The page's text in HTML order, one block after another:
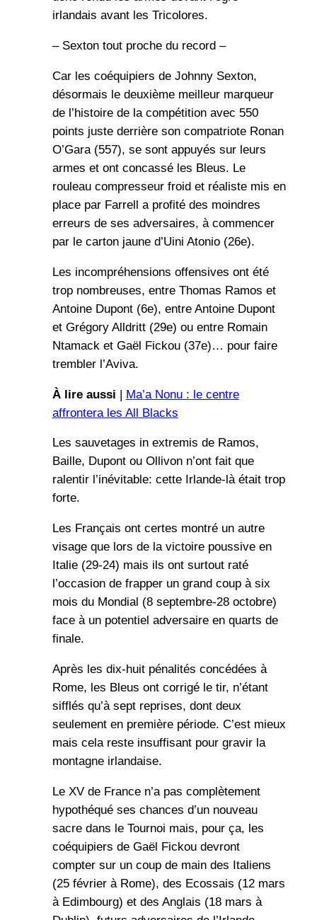
irlandais avant les Tricolores.
– Sexton tout proche du record –
Car les coéquipiers de Johnny Sexton,
désormais le deuxième meilleur marqueur
de l’histoire de la compétition avec 550
points juste derrière son compatriote Ronan
O’Gara (557), se sont appuyés sur leurs
armes et ont concassé les Bleus. Le
rouleau compresseur froid et réaliste mis en
place par Farrell a profité des moindres
erreurs de ses adversaires, à commencer
par le carton jaune d’Uini Atonio (26e).
Les incompréhensions offensives ont été
trop nombreuses, entre Thomas Ramos et
Antoine Dupont (6e), entre Antoine Dupont
et Grégory Alldritt (29e) ou entre Romain
Ntamack et Gaël Fickou (37e)… pour faire
trembler l’Aviva.
À lire aussi | Ma’a Nonu : le centre
affrontera les All Blacks
Les sauvetages in extremis de Ramos,
Baille, Dupont ou Ollivon n’ont fait que
ralentir l’inévitable: cette Irlande-là était trop
forte.
Les Français ont certes montré un autre
visage que lors de la victoire poussive en
Italie (29-24) mais ils ont surtout raté
l’occasion de frapper un grand coup à six
mois du Mondial (8 septembre-28 octobre)
face à un potentiel adversaire en quarts de
finale.
Après les dix-huit pénalités concédées à
Rome, les Bleus ont corrigé le tir, n’étant
sifflés qu’à sept reprises, dont deux
seulement en première période. C’est mieux
mais cela reste insuffisant pour gravir la
montagne irlandaise.
Le XV de France n’a pas complètement
hypothéqué ses chances d’un nouveau
sacre dans le Tournoi mais, pour ça, les
coéquipiers de Gaël Fickou devront
compter sur un coup de main des Italiens
(25 février à Rome), des Ecossais (12 mars
à Edimbourg) et des Anglais (18 mars à